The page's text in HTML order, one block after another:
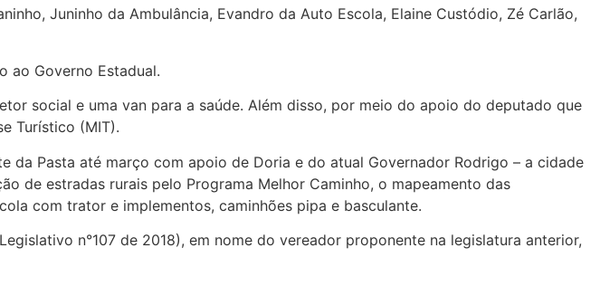
Juninho da Ambulância, Evandro da Auto Escola, Elaine Custódio, Zé Carlão,
ao Governo Estadual.
social e uma van para a saúde. Além disso, por meio do apoio do deputado que
Turístico (MIT).
da Pasta até março com apoio de Doria e do atual Governador Rodrigo – a cidade
de estradas rurais pelo Programa Melhor Caminho, o mapeamento das
com trator e implementos, caminhões pipa e basculante.
n°107 de 2018), em nome do vereador proponente na legislatura anterior,